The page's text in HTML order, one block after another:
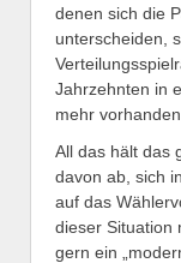
denen sich die
unterscheiden,
Jahrzehnten in
mehr
All das hält das
davon ab, sich
auf das
dieser Situation
gern ein